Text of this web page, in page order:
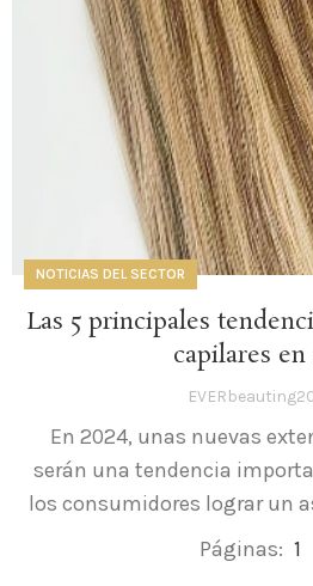
NOTICIAS DEL SECTOR
Las 5 principales
capilares en
En 2024, unas nuevas
serán una tendencia
los consumidores lograr un
Páginas: 1